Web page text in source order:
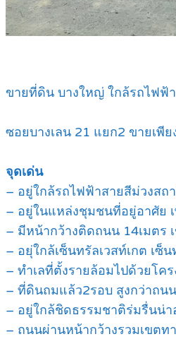
ขายที่ดิน บางใหญ่ ใกล้รถไฟฟ้
ซอยบางเลน 21 แยก2 ขายเพี
จุดเด่น
– อยู่ใกล้รถไฟฟ้าสายสีม่วงสถ
– อยู่ในแหล่งชุมชนที่อยู่อาศัย
– มีหน้ากว้างติดถนน 14เมตร
– อยุ่ใกล้เซ็นทรัลเวสท์เกต เซ็
– ทำเลที่ตั้งรายล้อมไปด้วยโค
– ที่ดินถมแล้ว2รอบ สูงกว่าถน
– อยู่ใกล้ชิดธรรมชาติร่มรื่นน่
– ถนนผ่านหน้ากว้างรวมเขต